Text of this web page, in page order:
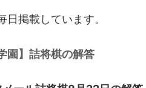
日掲載しています。
園】詰将棋の解答